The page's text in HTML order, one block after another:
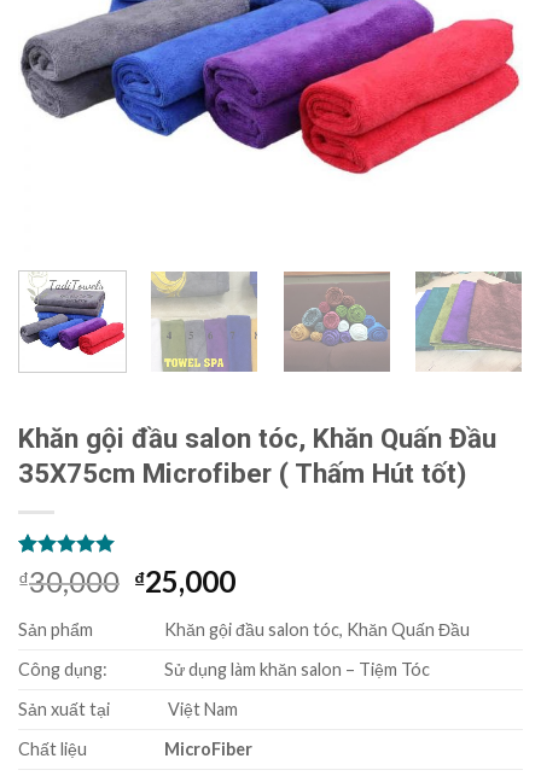
Khăn gội đầu salon tóc, Khăn Quấn Đầu
35X75cm Microfiber ( Thấm Hút tốt)
5.00trên 5
dựa trên
3
₫30,000 ₫25,000
Sản phẩm
Khăn gội đầu salon tóc, Khăn Quấn Đầu
Công dụng:
Sử dụng làm khăn salon – Tiệm Tóc
Sản xuất tại
Việt Nam
Chất liệu
MicroFiber